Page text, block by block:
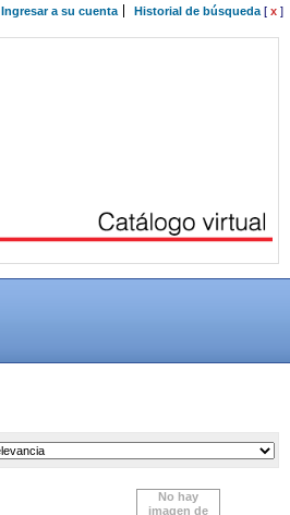
Ingresar a su cuenta Historial de búsqueda[ x ]
No hay
imagen de